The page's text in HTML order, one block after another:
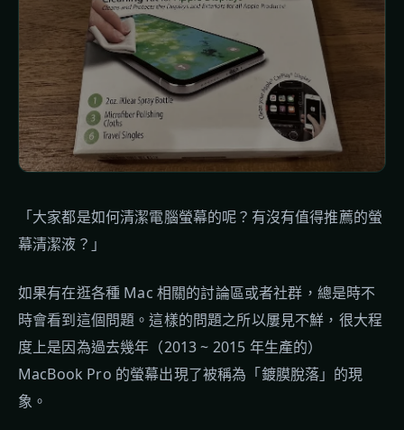
「大家都是如何清潔電腦螢幕的呢？有沒有值得推薦的螢
幕清潔液？」
如果有在逛各種 Mac 相關的討論區或者社群，總是時不
時會看到這個問題。這樣的問題之所以屢見不鮮，很大程
度上是因為過去幾年（2013 ~ 2015 年生產的）
MacBook Pro 的螢幕出現了被稱為「鍍膜脫落」的現
象。